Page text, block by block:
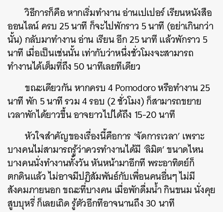
วิธีการก็คือ หากเริ่มทำงาน อ่านเปเปอร์ เรียนหนังสือ
ออนไลน์ ครบ 25 นาที ก็จะไปพักราว 5 นาที (อย่าเกินกว่า
นั้น) กลับมาทำงาน อ่าน เรียน อีก 25 นาที แล้วพักราว 5
นาที เมื่อเป็นเช่นนั้น เท่ากับว่าหนึ่งชั่วโมงจะสามารถ
ทำงานได้เต็มที่ถึง 50 นาทีเลยทีเดียว
ขณะเดียวกัน หากครบ 4 Pomodoro หรือทำงาน 25
นาที พัก 5 นาที รวม 4 รอบ (2 ชั่วโมง) ก็สามารถขยาย
เวลาพักได้ยาวขึ้น อาจยาวไปได้ถึง 15-20 นาที
หัวใจสำคัญของเรื่องนี้คือการ ‘จัดการเวลา’ เพราะ
บางคนไม่สามารถรู้ว่าควรทำงานได้มี ‘ลิมิต’ ขนาดไหน
บางคนนั่งทำงานทั้งวัน หันหน้ามาอีกที พระอาทิตย์ก็
ตกดินแล้ว ไม่อาจมีปฏิสัมพันธ์กับเพื่อนคนอื่นๆ ไม่มี
สังคมภายนอก ขณะที่บางคน เมื่อพักดื่มน้ำ กินขนม นั่งคุย
สูบบุหรี่ ก็เลยเถิด รู้ตัวอีกทีอาจนานถึง 30 นาที